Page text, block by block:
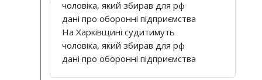
На Харківщині судитимуть
чоловіка, який збирав для рф
дані про оборонні підприємства